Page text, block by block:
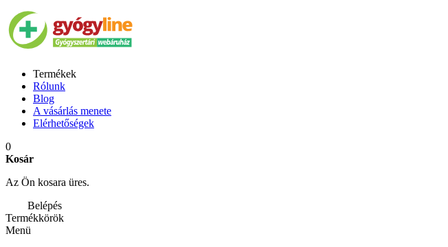
Termékek
Rólunk
Blog
A vásárlás menete
Elérhetőségek
0
Kosár
Az Ön kosara üres.
Belépés
Termékkörök
Menü